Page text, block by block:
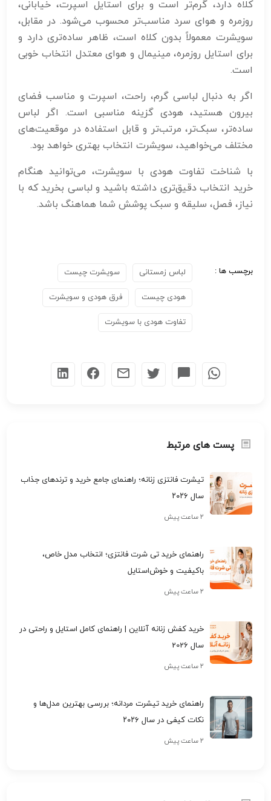
کلاه دارد، گرم‌تر است و برای استایل اسپرت، خیابانی،
روزمره و هوای سرد مناسب‌تر محسوب می‌شود. در مقابل،
سویشرت معمولاً بدون کلاه است، ظاهر ساده‌تری دارد و
برای استایل روزمره، مینیمال و هوای معتدل انتخاب خوبی
است.
اگر به دنبال لباسی گرم، راحت، اسپرت و مناسب فضای
بیرون هستید، هودی گزینه مناسبی است. اگر لباس
ساده‌تر، سبک‌تر، مرتب‌تر و قابل استفاده در موقعیت‌های
مختلف می‌خواهید، سویشرت انتخاب بهتری خواهد بود.
با شناخت تفاوت هودی با سویشرت، می‌توانید هنگام
خرید انتخاب دقیق‌تری داشته باشید و لباسی بخرید که با
نیاز، فصل، سلیقه و سبک پوشش شما هماهنگ باشد.
برچسب ها : لباس زمستانی سویشرت چیست
هودی چیست فرق هودی و سویشرت
تفاوت هودی با سویشرت
پست های مرتبط
تیشرت فانتزی زنانه؛ راهنمای جامع خرید و ترندهای جذاب
سال ۲۰۲۶
۲ ساعت پیش
راهنمای خرید تی شرت فانتزی؛ انتخاب مدل خاص،
باکیفیت و خوش‌استایل
۲ ساعت پیش
خرید کفش زنانه آنلاین | راهنمای کامل استایل و راحتی در
سال 2026
۲ ساعت پیش
راهنمای خرید تیشرت مردانه؛ بررسی بهترین مدل‌ها و
نکات کیفی در سال ۲۰۲۶
۲ ساعت پیش